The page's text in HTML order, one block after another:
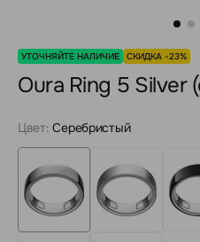
УТОЧНЯЙТЕ НАЛИЧИЕ СКИДКА -23%
Oura Ring 5 Silver
Цвет: Серебристый